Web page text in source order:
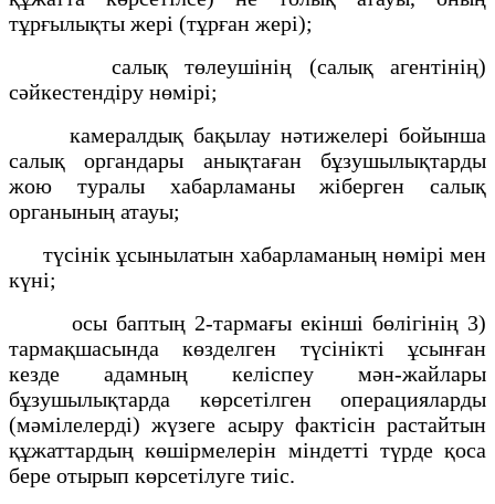
тұрғылықты жері (тұрған жері);
салық төлеушінің (салық агентінің)
сәйкестендіру нөмірі;
камералдық бақылау нәтижелері бойынша
салық органдары анықтаған бұзушылықтарды
жою туралы хабарламаны жіберген салық
органының атауы;
түсінік ұсынылатын хабарламаның нөмірі мен
күні;
осы баптың 2-тармағы екінші бөлігінің 3)
тармақшасында көзделген түсінікті ұсынған
кезде адамның келіспеу мән-жайлары
бұзушылықтарда көрсетілген операцияларды
(мәмілелерді) жүзеге асыру фактісін растайтын
құжаттардың көшірмелерін міндетті түрде қоса
бере отырып көрсетілуге тиіс.